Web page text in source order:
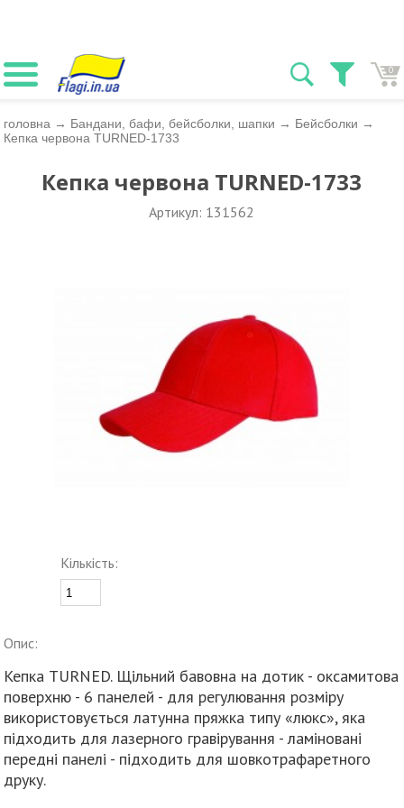
0
головна → Бандани, бафи, бейсболки, шапки → Бейсболки →
Кепка червона TURNED-1733
Кепка червона TURNED-1733
Артикул: 131562
Кількість:
Опис:
Кепка TURNED. Щільний бавовна на дотик - оксамитова
поверхню - 6 панелей - для регулювання розміру
використовується латунна пряжка типу «люкс», яка
підходить для лазерного гравірування - ламіновані
передні панелі - підходить для шовкотрафаретного
друку.